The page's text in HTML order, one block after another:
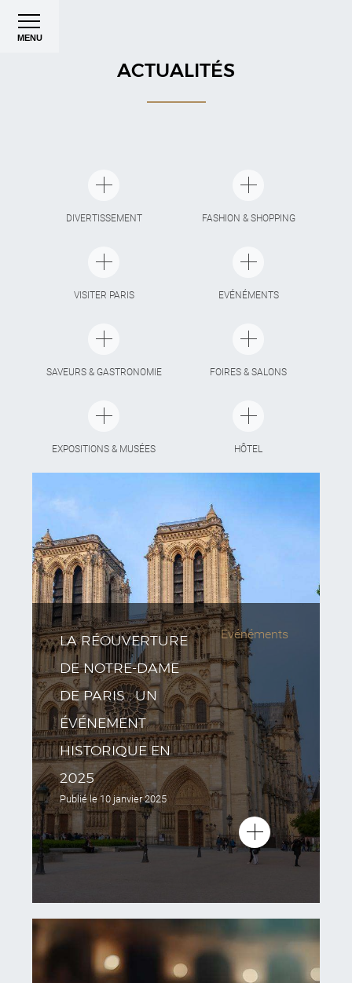
MENU
ACTUALITÉS
DIVERTISSEMENT FASHION & SHOPPING
VISITER PARIS EVÉNÉMENTS
SAVEURS & GASTRONOMIE FOIRES & SALONS
EXPOSITIONS & MUSÉES HÔTEL
LA RÉOUVERTURE
DE NOTRE-DAME
DE PARIS : UN
ÉVÉNEMENT
HISTORIQUE EN
2025
Evénéments
Publié le10 janvier 2025